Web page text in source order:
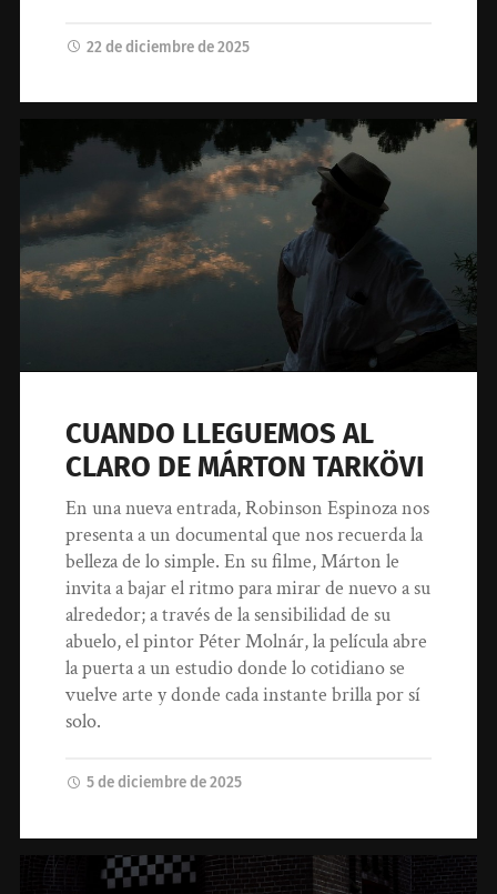
22 de diciembre de 2025
CUANDO LLEGUEMOS AL
CLARO DE MÁRTON TARKÖVI
En una nueva entrada, Robinson Espinoza nos
presenta a un documental que nos recuerda la
belleza de lo simple. En su filme, Márton le
invita a bajar el ritmo para mirar de nuevo a su
alrededor; a través de la sensibilidad de su
abuelo, el pintor Péter Molnár, la película abre
la puerta a un estudio donde lo cotidiano se
vuelve arte y donde cada instante brilla por sí
solo.
5 de diciembre de 2025